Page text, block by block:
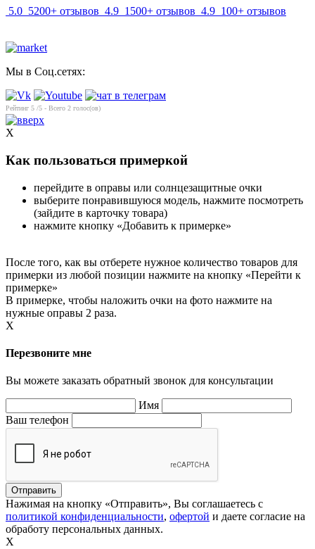
5.0 5200+ отзывов 4.9 1500+ отзывов 4.9 100+ отзывов
Мы в Соц.сетях:
Рейтинг 5 /5 - Всего 2 голос(ов)
X
Как пользоваться примеркой
перейдите в оправы или солнцезащитные очки
выберите понравившуюся модель, нажмите посмотреть
(зайдите в карточку товара)
нажмите кнопку «Добавить к примерке»
После того, как вы отберете нужное количество товаров для
примерки из любой позиции нажмите на кнопку «Перейти к
примерке»
В примерке, чтобы наложить очки на фото нажмите на
нужные оправы 2 раза.
X
Перезвоните мне
Вы можете заказать обратный звонок для консультации
Имя
Ваш телефон
Нажимая на кнопку «Отправить», Вы соглашаетесь с
политикой конфиденциальности, офертой и даете согласие на
обработу персональных данных.
X